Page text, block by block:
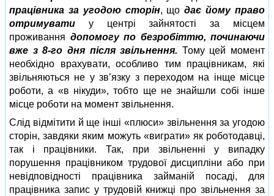
працівника за угодою сторін, щодає йому право
отримувати у центрі зайнятості за місцем
проживання допомогу по безробіттю, починаючи
вже з 8-го дня після звільнення. Тому цей момент
необхідно врахувати, особливо тим працівникам, які
звільняються не у зв’язку з переходом на інще місце
роботи, а «в нікуди», тобто ще не знайшли собі інше
місце роботи на момент звільнення.
Слід відмітити й ще інші «плюси» звільнення за угодою
сторін, завдяки яким можуть «виграти» як роботодавці,
так і працівники. Так, при звільненні у випадку
порушення працівником трудової дисципліни або при
невідповідності працівника займаній посаді, для
працівника запис у трудовій книжці про звільнення за